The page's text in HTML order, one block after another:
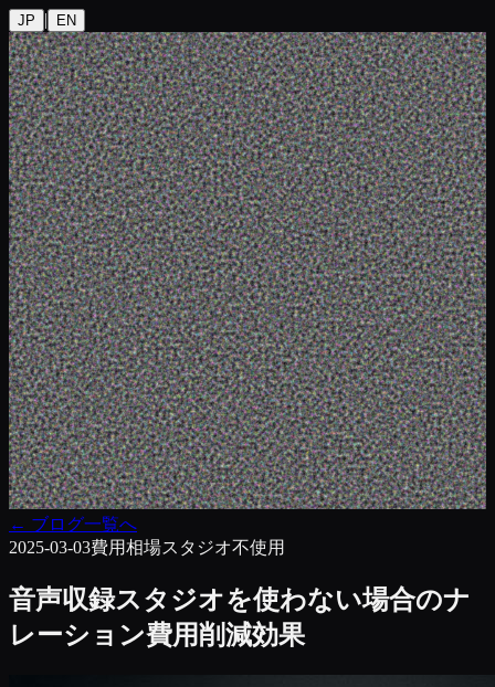
JP | EN
← ブログ一覧へ
2025-03-03費用相場スタジオ不使用
音声収録スタジオを使わない場合のナ
レーション費用削減効果